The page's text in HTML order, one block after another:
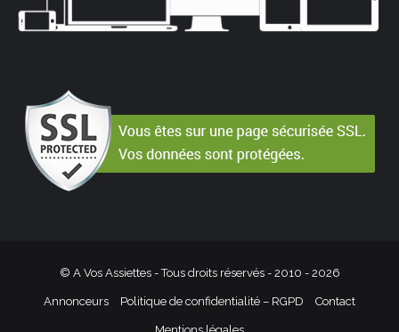
© A Vos Assiettes - Tous droits réservés - 2010 - 2026
Annonceurs Politique de confidentialité – RGPD Contact